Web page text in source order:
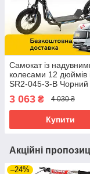
Самокат із
колесами 12 дюймів
SR2-045-3-B Чорний
3 063 ₴ 4 030 ₴
Купити
Акційні
–24%